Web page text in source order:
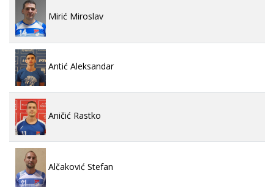
Mirić Miroslav
Antić Aleksandar
Aničić Rastko
Alčaković Stefan